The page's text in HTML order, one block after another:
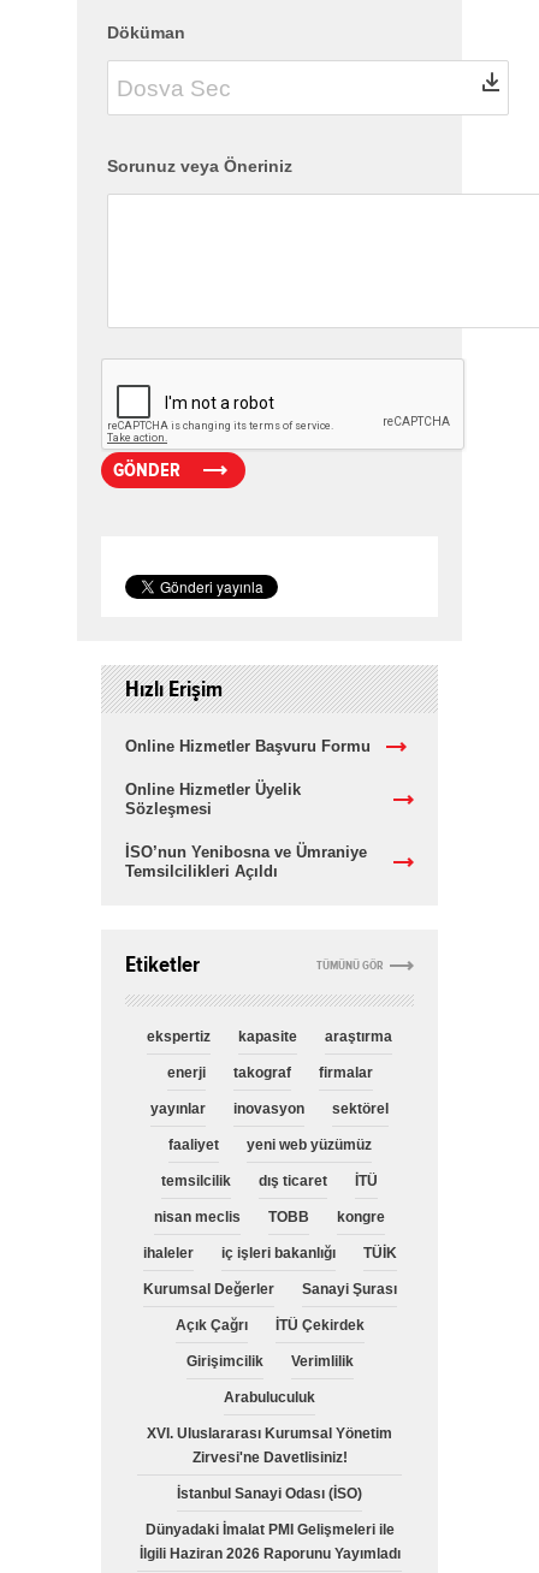
Döküman
Sorunuz veya Öneriniz
Hızlı Erişim
Online Hizmetler Başvuru Formu
Online Hizmetler Üyelik
Sözleşmesi
İSO’nun Yenibosna ve Ümraniye
Temsilcilikleri Açıldı
TÜMÜNÜ GÖR
Etiketler
ekspertiz kapasite araştırma
enerji takograf firmalar
yayınlar inovasyon sektörel
faaliyet yeni web yüzümüz
temsilcilik dış ticaret İTÜ
nisan meclis TOBB kongre
ihaleler iç işleri bakanlığı TÜİK
Kurumsal Değerler Sanayi Şurası
Açık Çağrı İTÜ Çekirdek
Girişimcilik Verimlilik
Arabuluculuk
XVI. Uluslararası Kurumsal Yönetim
Zirvesi'ne Davetlisiniz!
İstanbul Sanayi Odası (İSO)
Dünyadaki İmalat PMI Gelişmeleri ile
İlgili Haziran 2026 Raporunu Yayımladı